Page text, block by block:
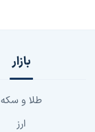
بازار
طلا و سکه
ارز